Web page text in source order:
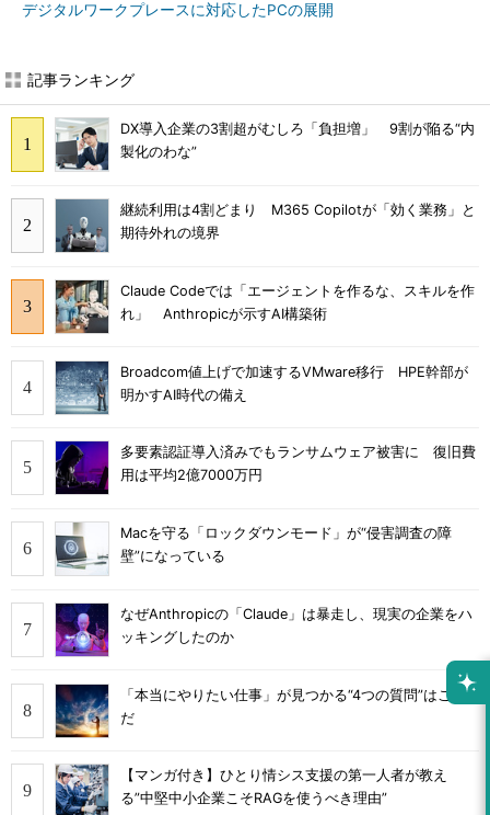
デジタルワークプレースに対応したPCの展開
記事ランキング
DX導入企業の3割超がむしろ「負担増」 9割が陥る“内
製化のわな”
継続利用は4割どまり M365 Copilotが「効く業務」と
期待外れの境界
Claude Codeでは「エージェントを作るな、スキルを作
れ」 Anthropicが示すAI構築術
Broadcom値上げで加速するVMware移行 HPE幹部が
明かすAI時代の備え
多要素認証導入済みでもランサムウェア被害に 復旧費
用は平均2億7000万円
Macを守る「ロックダウンモード」が“侵害調査の障
壁”になっている
なぜAnthropicの「Claude」は暴走し、現実の企業をハ
ッキングしたのか
「本当にやりたい仕事」が見つかる“4つの質問”はこれ
だ
【マンガ付き】ひとり情シス支援の第一人者が教え
る”中堅中小企業こそRAGを使うべき理由”